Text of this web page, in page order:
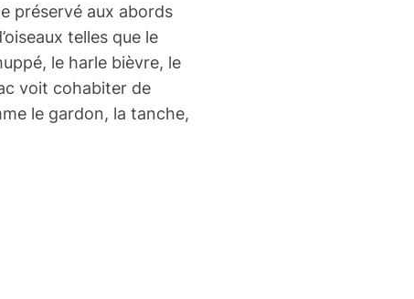
préservé aux abords
telles que le
le harle bièvre, le
voit cohabiter de
le gardon, la tanche,